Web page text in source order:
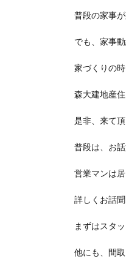
普段の家事
でも、家事
家づくりの
森大建地産
是非、来て
普段は、お
営業マンは
詳しくお話
まずはスタ
他にも、間